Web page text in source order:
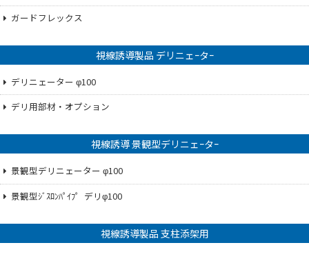
ガードフレックス
視線誘導製品 デリニェｰタｰ
デリニェーター φ100
デリ用部材・オプション
視線誘導 景観型デリニェｰタｰ
景観型デリニェーター φ100
景観型ｼﾞｽﾛﾝﾊﾟｲﾌ゜デリφ100
視線誘導製品 支柱添架用